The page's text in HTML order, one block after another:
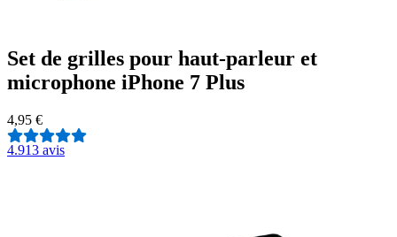
Set de grilles pour haut-parleur et
microphone iPhone 7 Plus
4,95 €
4.913 avis